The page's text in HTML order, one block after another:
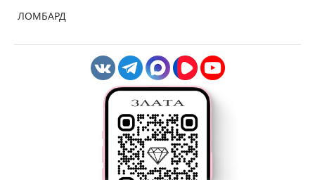
ЛОМБАРД